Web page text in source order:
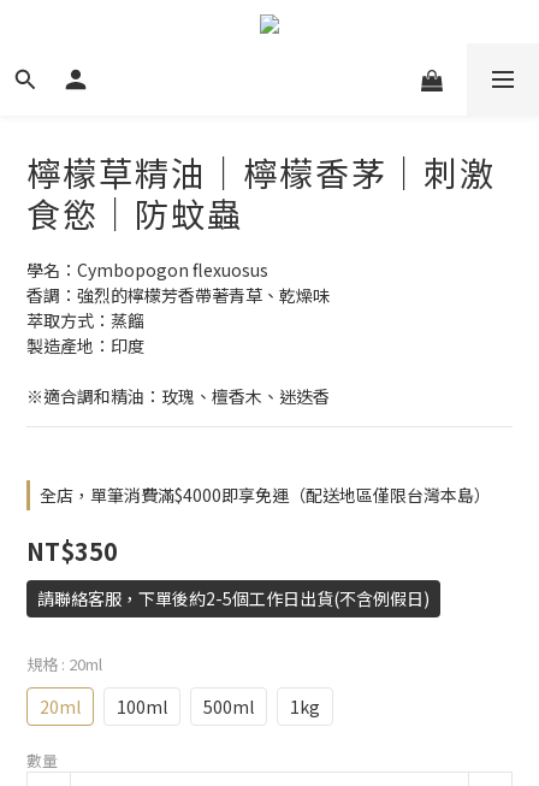
檸檬草精油｜檸檬香茅｜刺激
食慾｜防蚊蟲
學名：Cymbopogon flexuosus
香調：強烈的檸檬芳香帶著青草、乾燥味
萃取方式：蒸餾
製造產地：印度
※適合調和精油：玫瑰、檀香木、迷迭香
全店，單筆消費滿$4000即享免運（配送地區僅限台灣本島）
NT$350
請聯絡客服，下單後約2-5個工作日出貨(不含例假日)
規格 : 20ml
20ml 100ml 500ml 1kg
數量